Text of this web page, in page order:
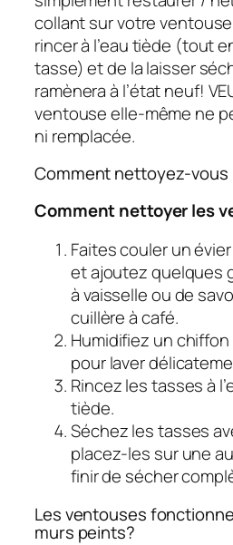
collant sur votre
rincer à l’eau tiède (tout
tasse) et de la laisser
ramènera à l’état neuf!
ventouse elle-même ne
ni remplacée.
Comment nettoyez-vous
Comment nettoyer les
Faites couler un
et ajoutez quelques
à vaisselle ou de
cuillère à café.
Humidifiez un
pour laver
Rincez les tasses à
tiède.
Séchez les tasses
placez-les sur une
finir de sécher
Les ventouses
murs peints?